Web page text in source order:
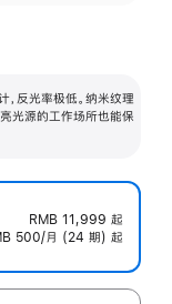
反光率极低。纳米纹理
光源的工作场所也能保
RMB 11,999 起
500/月 (24 期) 起